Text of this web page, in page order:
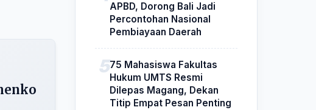
APBD, Dorong Bali Jadi
Percontohan Nasional
Pembiayaan Daerah
75 Mahasiswa Fakultas
Hukum UMTS Resmi
Dilepas Magang, Dekan
Titip Empat Pesan Penting